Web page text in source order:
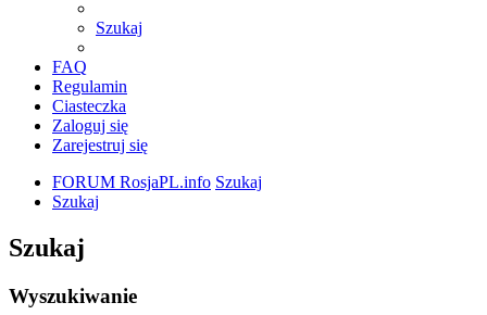
Szukaj
FAQ
Regulamin
Ciasteczka
Zaloguj się
Zarejestruj się
FORUM RosjaPL.info Szukaj
Szukaj
Szukaj
Wyszukiwanie